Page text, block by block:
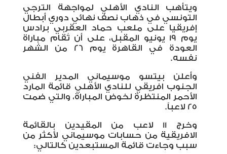
ويتأهب النادي الأهلي لمواجهة الترجي
التونسي في ذهاب نصف نهائي دوري أبطال
إفريقيا على ملعب حماد العقربي برادس
يوم 19 يونيو المقبل، على أن تُقام مباراة
العودة في القاهرة يوم 26 من الشهر
نفسه.
وأعلن بيتسو موسيماني المدير الفني
الجنوب افريقي للنادي الأهلي قائمة المارد
الأحمر المنتظرة لخوض المباراة، والتي ضمت
25 لاعباً.
وخرج 11 لاعب من المقيدين بالقائمة
الافريقية من حسابات موسيماني لأكثر من
سبب وجاءت قائمة المستبعدين كالتالي: